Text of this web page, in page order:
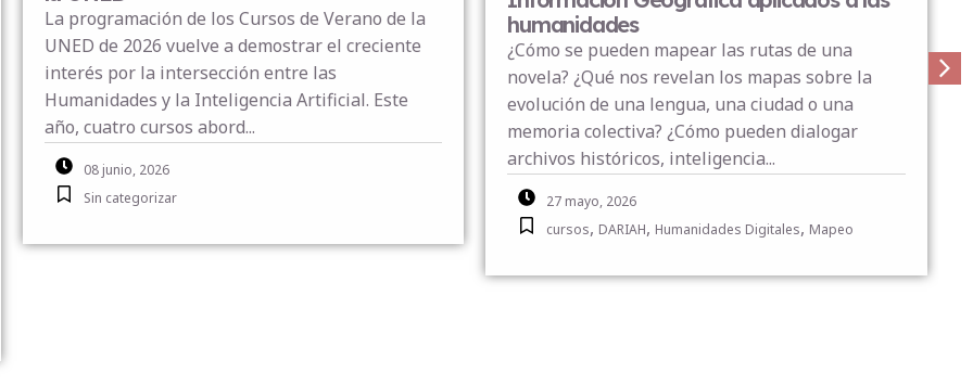
Introducción: Desde 2018, el grupo de
investigación Lengua y Sociedad de la UNED ha
organizado una serie de congresos
internacionales bienales que se han consolidado
como un foro de referencia para el...
18 febrero, 2026
Congresos y Conferencias
Distancia (Departamento de Filologías
Extranjeras y sus Lingüí...
18 febrero, 2026
Congresos y Conferencias, Eventos